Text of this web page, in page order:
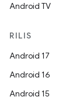
Android TV
RILIS
Android 17
Android 16
Android 15